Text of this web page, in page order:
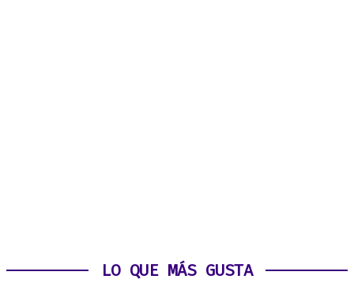
LO QUE MÁS GUSTA